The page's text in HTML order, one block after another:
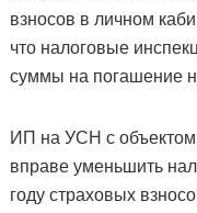
взносов в личном
что налоговые
суммы на погашение
ИП на УСН с
вправе уменьшить
году страховых